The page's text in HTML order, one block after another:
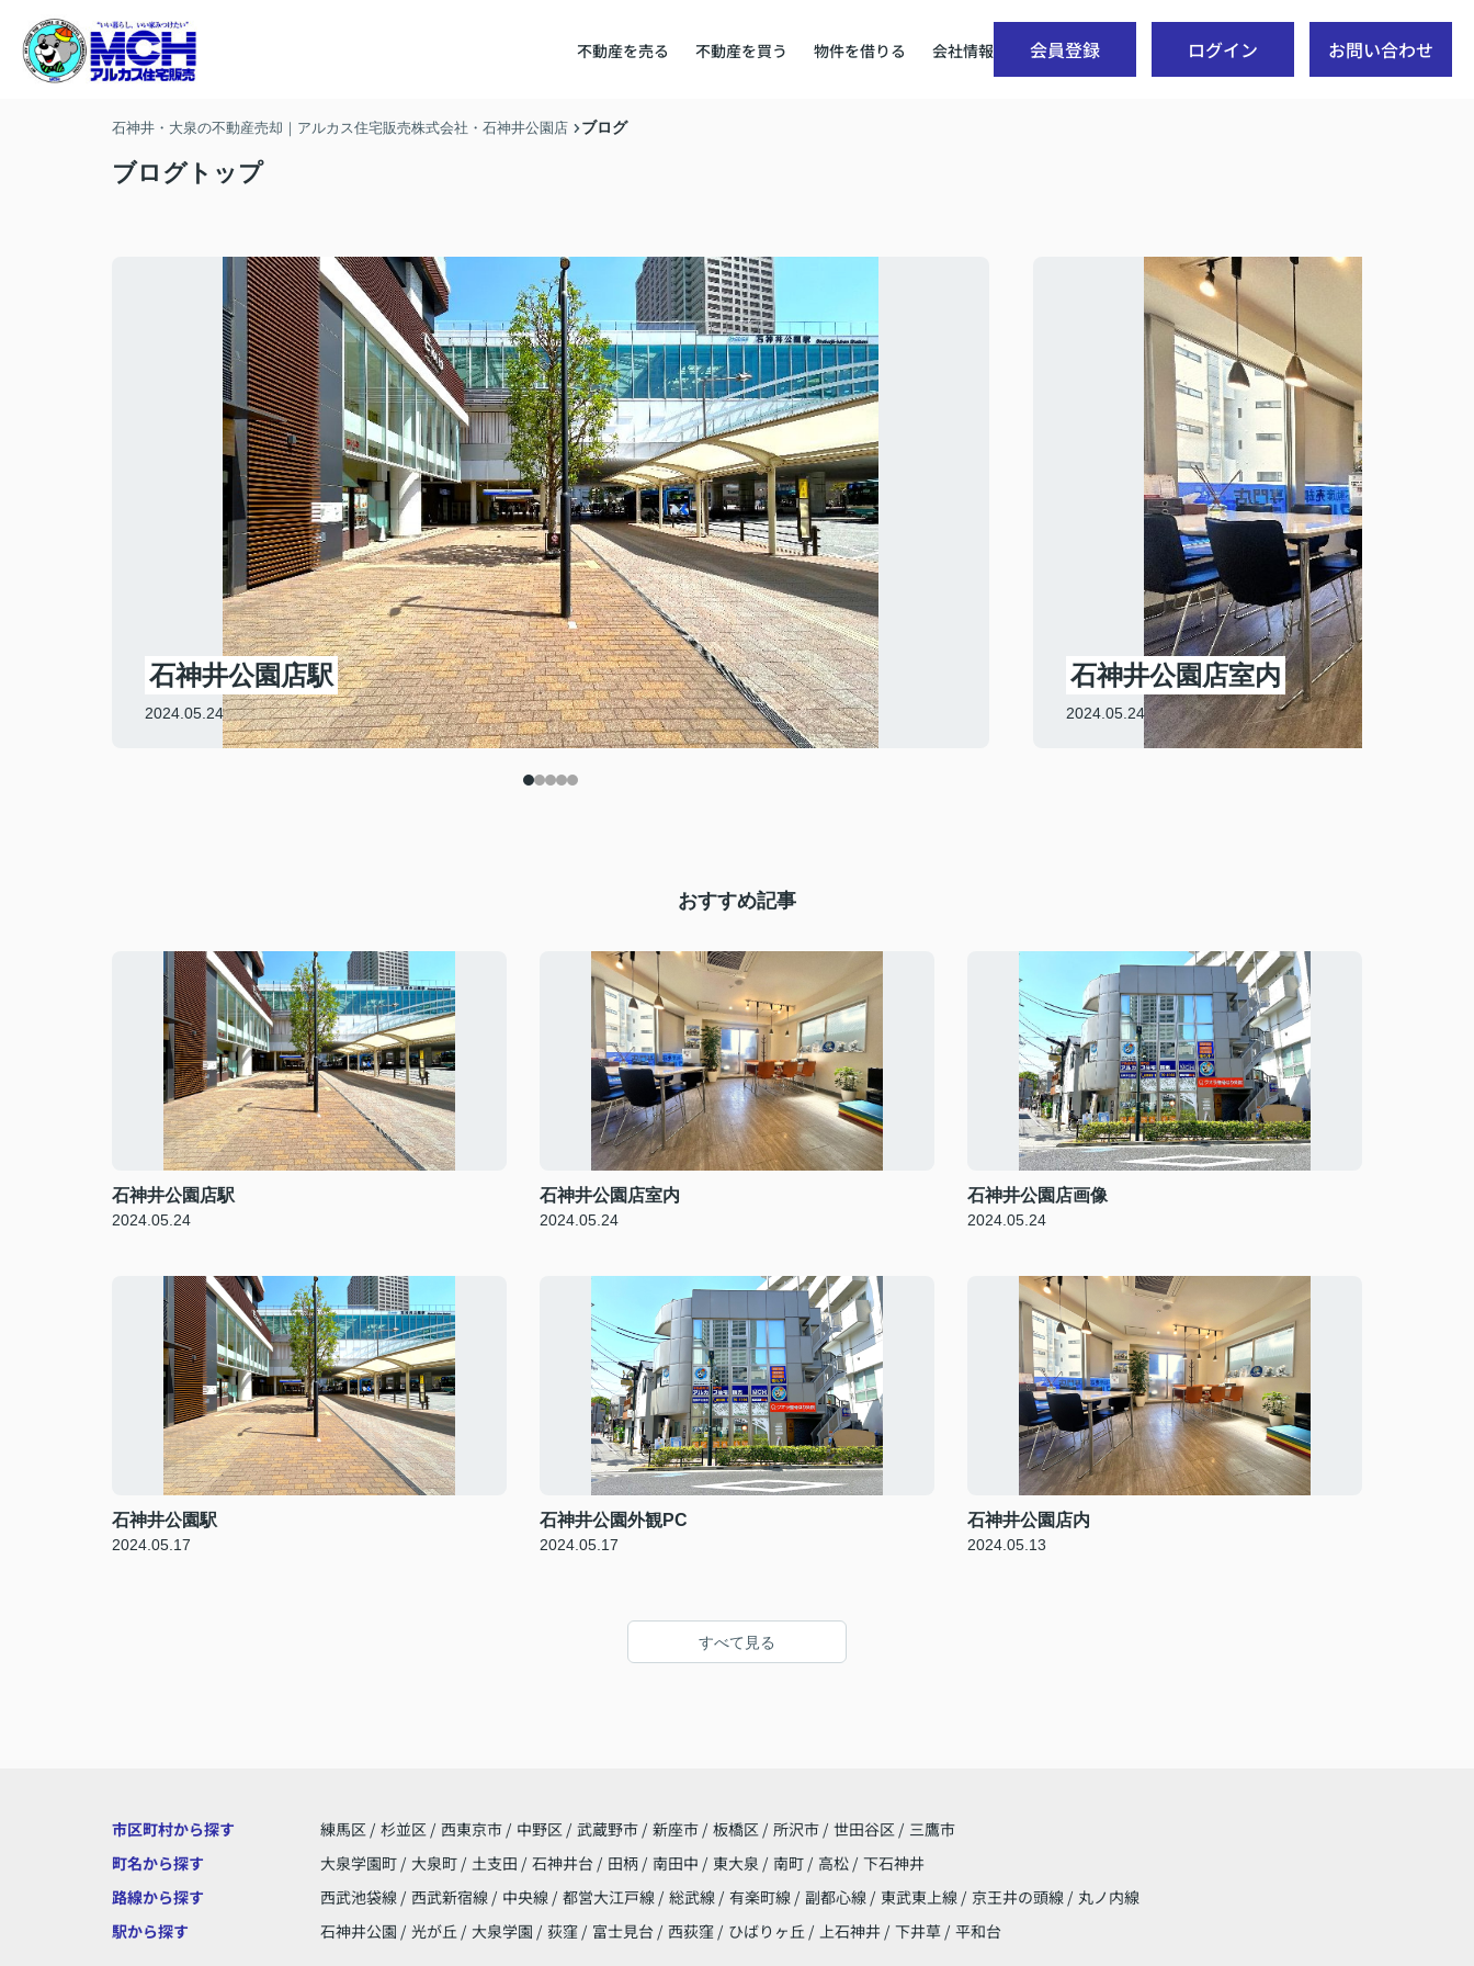
不動産を売る 不動産を買う 物件を借りる 会社情報 会員登録 ログイン お問い合わせ
石神井・大泉の不動産売却｜アルカス住宅販売株式会社・石神井公園店 ブログ
ブログトップ
石神井公園店駅
2024.05.24
石神井公園店室内
2024.05.24
おすすめ記事
石神井公園店駅
2024.05.24
石神井公園店室内
2024.05.24
石神井公園店画像
2024.05.24
石神井公園駅
2024.05.17
石神井公園外観PC
2024.05.17
石神井公園店内
2024.05.13
すべて見る
市区町村から探す 練馬区 / 杉並区 / 西東京市 / 中野区 / 武蔵野市 / 新座市 / 板橋区 / 所沢市 / 世田谷区 / 三鷹市
町名から探す
大泉学園町 / 大泉町 / 土支田 / 石神井台 / 田柄 / 南田中 / 東大泉 / 南町 / 高松 / 下石神井
路線から探す
西武池袋線 / 西武新宿線 / 中央線 / 都営大江戸線 / 総武線 / 有楽町線 / 副都心線 / 東武東上線 / 京王井の頭線 / 丸ノ内線
駅から探す
石神井公園 / 光が丘 / 大泉学園 / 荻窪 / 富士見台 / 西荻窪 / ひばりヶ丘 / 上石神井 / 下井草 / 平和台